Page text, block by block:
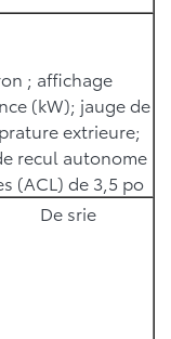
; affichage
(kW); jauge de
extrieure;
recul autonome
(ACL) de 3,5 po
De srie